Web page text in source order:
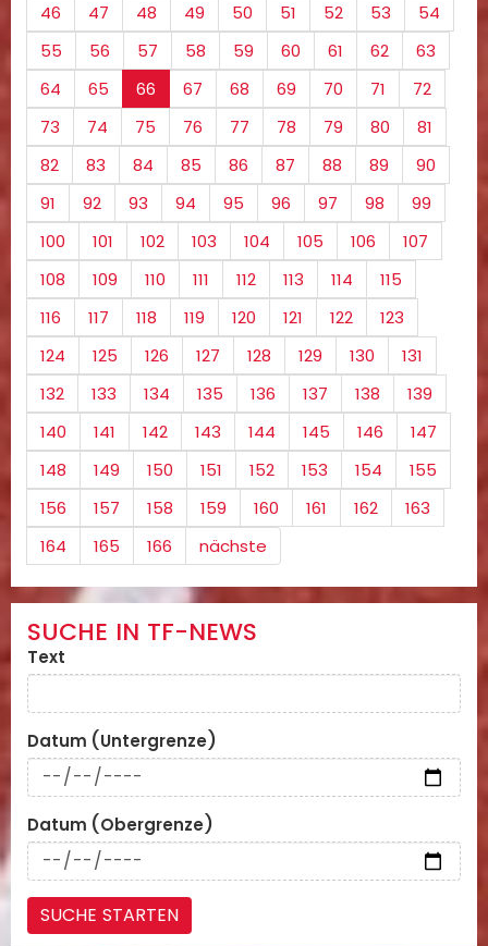
46
47 48 49 50 51 52 53
54
55
56 57 58 59 60 61 62
63
64
65 66 67 68 69 70 71
72
73
74 75 76 77 78 79 80
81
82
83 84 85 86 87 88 89
90
91
92 93 94 95 96 97 98
99
100
101 102 103 104 105 106
107
108
109 110 111 112 113 114
115
116
117 118 119 120 121 122
123
124
125 126 127 128 129 130
131
132
133 134 135 136 137 138
139
140
141 142 143 144 145 146
147
148
149 150 151 152 153 154
155
156
157 158 159 160 161 162
163
164
165 166 nächste
SUCHE IN TF-NEWS
Text
Datum (Untergrenze)
Datum (Obergrenze)